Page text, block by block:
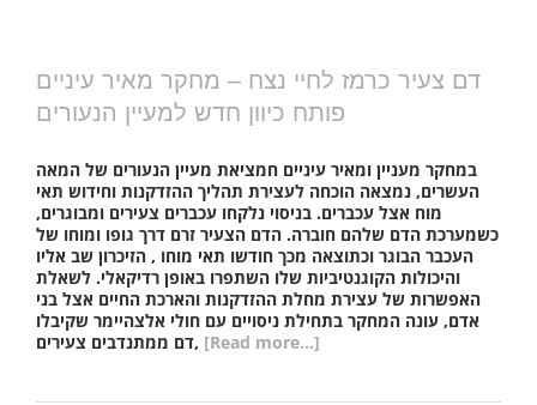
דם צעיר כרמז לחיי נצח – מחקר מאיר עיניים
פותח כיוון חדש למעיין הנעורים
במחקר מעניין ומאיר עיניים חמציאת מעיין הנעורים של המאה
העשרים, נמצאה הוכחה לעצירת תהליך ההזדקנות וחידוש תאי
מוח אצל עכברים. בניסוי נלקחו עכברים צעירים ומבוגרים,
כשמערכת הדם שלהם חוברה. הדם הצעיר זרם דרך גופו ומוחו של
העכבר הבוגר וכתוצאה מכך חודשו תאי מוחו , הזיכרון שב אליו
והיכולות הקוגנטיביות שלו השתפרו באופן רדיקאלי. לשאלת
האפשרות של עצירת מחלת ההזדקנות והארכת החיים אצל בני
אדם, עונה המחקר בתחילת ניסויים עם חולי אלצהיימר שקיבלו
דם ממתנדבים צעירים, [Read more...]